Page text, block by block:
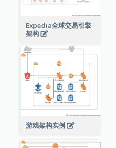
Expedia全球交易引擎
架构
游戏架构实例